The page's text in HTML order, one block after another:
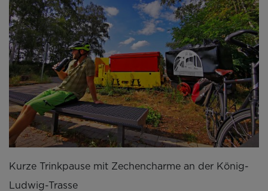
Kurze Trinkpause mit Zechencharme an der König-
Ludwig-Trasse